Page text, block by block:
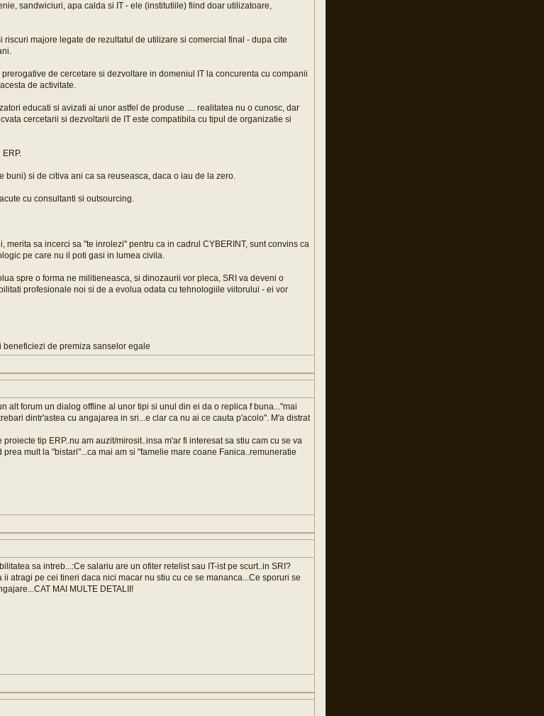
sandwiciuri, apa calda si IT - ele (institutiile) fiind doar utilizatoare,
riscuri majore legate de rezultatul de utilizare si comercial final - dupa cite
de cercetare si dezvoltare in domeniul IT la concurenta cu companii
de activitate.
educati si avizati ai unor astfel de produse .... realitatea nu o cunosc, dar
cercetarii si dezvoltarii de IT este compatibila cu tipul de organizatie si
buni) si de citiva ani ca sa reuseasca, daca o iau de la zero.
cu consultanti si outsourcing.
merita sa incerci sa "te inrolezi" pentru ca in cadrul CYBERINT, sunt convins ca
pe care nu il poti gasi in lumea civila.
spre o forma ne militieneasca, si dinozaurii vor pleca, SRI va deveni o
profesionale noi si de a evolua odata cu tehnologiile viitorului - ei vor
beneficiezi de premiza sanselor egale
alt forum un dialog offline al unor tipi si unul din ei da o replica f buna..."mai
dintr'astea cu angajarea in sri...e clar ca nu ai ce cauta p'acolo". M'a distrat
tip ERP..nu am auzit/mirosit..insa m'ar fi interesat sa stiu cam cu se va
mult la "bistari"...ca mai am si "famelie mare coane Fanica..remuneratie
sa intreb...:Ce salariu are un ofiter retelist sau IT-ist pe scurt..in SRI?
ii atragi pe cei tineri daca nici macar nu stiu cu ce se mananca...Ce sporuri se
MAI MULTE DETALII!